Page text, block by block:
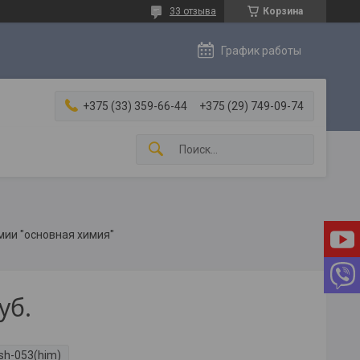
Корзина
33 отзыва
График работы
+375 (33) 359-66-44 +375 (29) 749-09-74
"основная химия"
053(him)